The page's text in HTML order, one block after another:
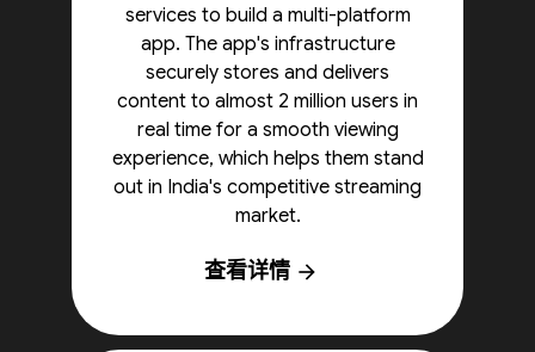
services to build a multi-platform
app. The app's infrastructure
securely stores and delivers
content to almost 2 million users in
real time for a smooth viewing
experience, which helps them stand
out in India's competitive streaming
market.
查看详情 arrow_forward